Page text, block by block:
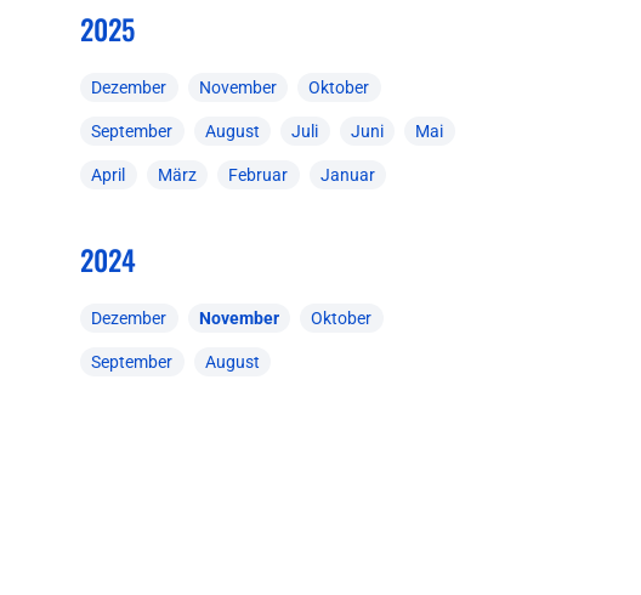
2025
Dezember November Oktober
September August Juli Juni Mai
April März Februar Januar
2024
Dezember November Oktober
September August